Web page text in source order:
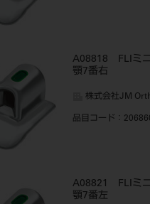
A08818 FLIミ
顎7番右
株式会社JM
品目コード ：
A08821 FLIミ
顎7番左